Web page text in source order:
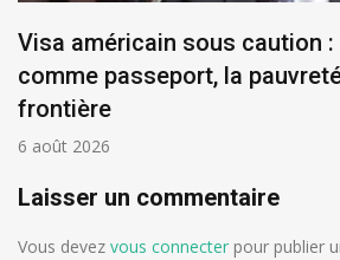
Visa américain sous caution
comme passeport, la
frontière
6 août 2026
Laisser un commentaire
Vous devez vous connecter pour publier